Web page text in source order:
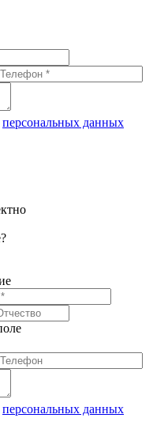
персональных данных
персональных данных